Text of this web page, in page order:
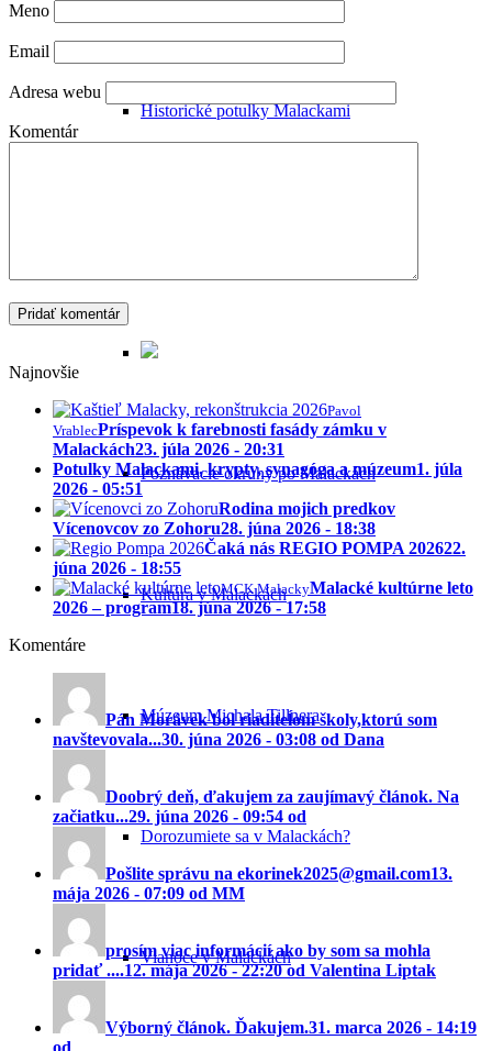
Historické potulky Malackami
Poznávacie okruhy po Malackách
Kultúra v Malackách
Múzeum Michala Tillnera
Dorozumiete sa v Malackách?
Vianoce v Malackách
Meno
Email
Adresa webu
Komentár
Najnovšie
Pavol
VrablecPríspevok k farebnosti fasády zámku v
Malackách23. júla 2026 - 20:31
Potulky Malackami, krypty, synagóga a múzeum1. júla
2026 - 05:51
Rodina mojich predkov
Vícenovcov zo Zohoru28. júna 2026 - 18:38
Čaká nás REGIO POMPA 202622.
júna 2026 - 18:55
MCK MalackyMalacké kultúrne leto
2026 – program18. júna 2026 - 17:58
Komentáre
Pán Morávek bol riaditeĺom školy,ktorú som
navštevovala...30. júna 2026 - 03:08 od Dana
Doobrý deň, ďakujem za zaujímavý článok. Na
začiatku...29. júna 2026 - 09:54 od
Pošlite správu na ekorinek2025@gmail.com13.
mája 2026 - 07:09 od MM
prosím viac informácií ako by som sa mohla
pridať ....12. mája 2026 - 22:20 od Valentina Liptak
Výborný článok. Ďakujem.31. marca 2026 - 14:19